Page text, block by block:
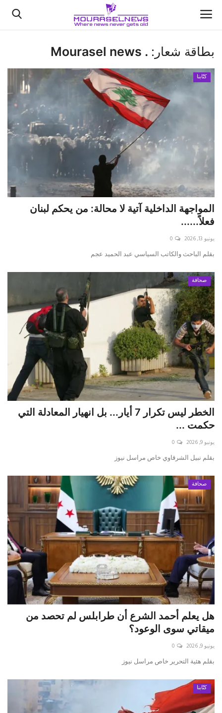
الأخبار
اقتصاد
علوم وتكنولوجيا
رياضة
فيديو
حياة
بطاقة شعار: . Mourasel news
كتّابنا
المواجهة الداخلية آتية لا محالة: من يحكم لبنان
فعلاً......
يونيو 13, 2026 0
بقلم الباحث والكاتب السياسي عبد الحميد عجم
صحافة
الخطر ليس تكرار 7 أيار... بل انهيار المعادلة التي
حكمت ...
يونيو 9, 2026 0
بقلم نبيل الشرقاوي خاص مراسل نيوز
صحافة
هل يعلم أحمد الشرع أن طرابلس لم تحصد من
ميقاتي سوى الوعود؟
يونيو 9, 2026 0
بقلم ه‍ئية التحرير خاص مراسل نيوز
كتّابنا